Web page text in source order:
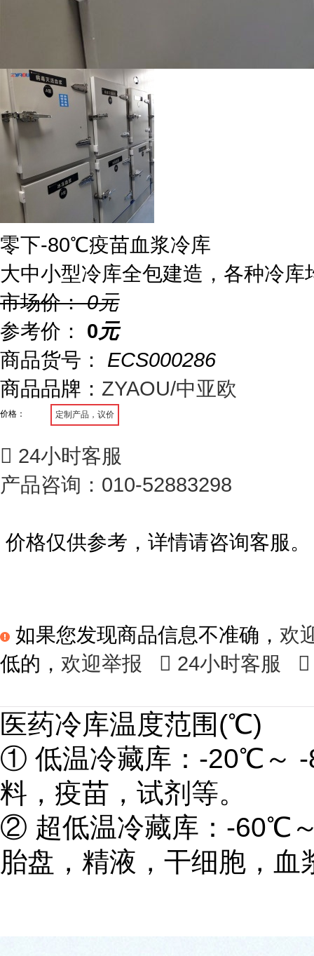
零下-80℃疫苗血浆冷库
大中小型冷库全包建造，各种冷库
市场价：0元
参考价：
0元
商品货号：
ECS000286
商品品牌： ZYAOU/中亚欧
价格： 定制产品，议价
 24小时客服
产品咨询：010-52883298
价格仅供参考，详情请咨询客服。
如果您发现商品信息不准确， 欢
低的， 欢迎举报  24小时客服 
医药冷库温度范围(℃)
① 低温冷藏库：-20℃～ -
料，疫苗，试剂等。
② 超低温冷藏库：-60℃
胎盘，精液，干细胞，